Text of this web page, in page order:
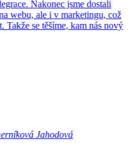
Nakonec jsme dostali
webu, ale i v marketingu, což
Takže se těšíme, kam nás nový
Jahodová